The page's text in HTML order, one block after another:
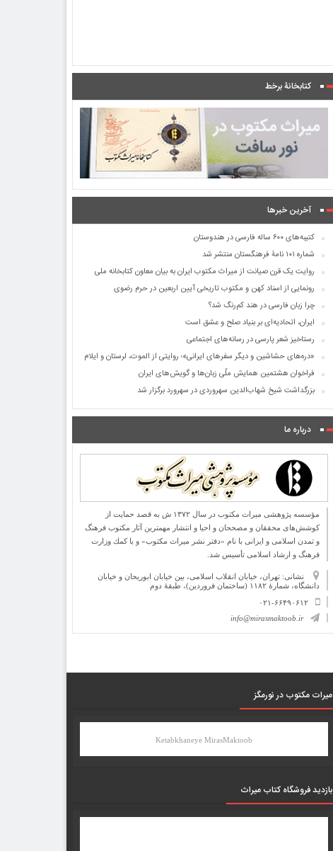
کتابخانۀ برخط
آخرین خبرها
کتیبه‌های ۶۰۰ ساله فارسی در هندوستان
شماره ۱۰۱ نامۀ فرهنگستان منتشر شد
روایت یک قرن صیانت از میراث مکتوب ایران به بیان معاون کتابخانه ملی
رونمایی از اسناد کهن و مکتوب تاریخی آیین اربعین در حرم رضوی
چرا زبان فارسی در هند کم‌رنگ شد؟
ایران، اتحادیه‌ای بر بنیاد صلح و عشق است
رستاخیز شعر پارسی در رسانه‌های اجتماعی
«دره‌های حشاشین و دیگر سفرهای ایرانی»؛ روایتی از الموت، لرستان و ایلام
فراخوان هشتمین همایش ملّی زبان‌ها و گویش‌های ایران
بزرگداشت شیخ شهاب‌الدین سهروردی در سهرورد برگزار شد
درباره ما
مؤسسه پژوهشی میراث مكتوب در سال ۱۳۷۲ ش به قصد حمایت از
كوشش‌های محققان و مصححان و احیا و انتشار مهمترین آثار مكتوب فرهنگ
و تمدن اسلامی و ایرانی با نام «دفتر نشر میراث مكتوب» و با كمك وزارت
فرهنگ و ارشاد اسلامی تأسیس شد.
نشانی: تهران، خیابان انقلاب اسلامی، بین خیابان ابوریحان و خیابان
دانشگاه، شمارۀ ۱۱۸۲ (ساختمان فروردین)، طبقۀ دوم
۰۲۱-۶۶۴۹۰۶۱۲
info@mirasmaktoob.ir
میرات مکتوب در نورمگز
Ketabkhaneye MirasMaktoob
بازدید فروشگاه کتاب میراث